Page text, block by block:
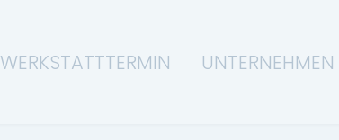
WERKSTATTTERMIN UNTERNEHMEN